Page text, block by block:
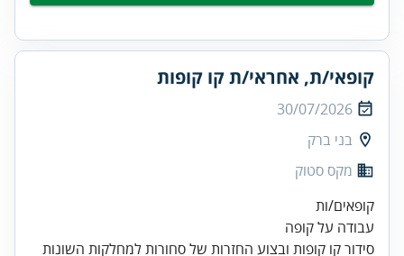
קופאי/ת, אחראי/ת קו קופות
30/07/2026
בני ברק
מקס סטוק